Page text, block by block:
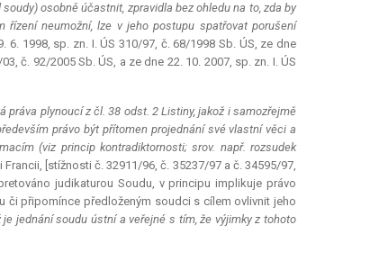
osobně účastnit, zpravidla bez ohledu na to, zda by
neumožní, lze v jeho postupu spatřovat porušení
6. 1998, sp. zn. I. ÚS 310/97, č. 68/1998 Sb. ÚS, ze dne
č. 92/2005 Sb. ÚS, a ze dne 22. 10. 2007, sp. zn. I. ÚS
práva plynoucí z čl. 38 odst. 2 Listiny, jakož i samozřejmě
právo být přítomen projednání své vlastní věci a
(viz princip kontradiktornosti; srov. např. rozsudek
[stížnosti č. 32911/96, č. 35237/97 a č. 34595/97,
judikaturou Soudu, v principu implikuje právo
či připomínce předloženým soudci s cílem ovlivnit jeho
jednání soudu ústní a veřejné s tím, že výjimky z tohoto